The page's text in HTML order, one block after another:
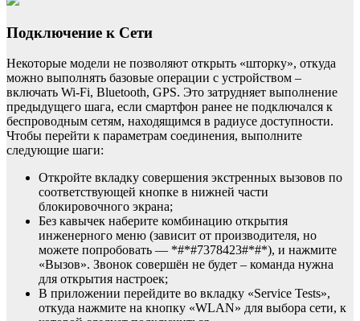
Подключение к Сети
Некоторые модели не позволяют открыть «шторку», откуда
можно выполнять базовые операции с устройством –
включать Wi-Fi, Bluetooth, GPS. Это затрудняет выполнение
предыдущего шага, если смартфон ранее не подключался к
беспроводным сетям, находящимся в радиусе доступности.
Чтобы перейти к параметрам соединения, выполните
следующие шаги:
Откройте вкладку совершения экстренных вызовов по
соответствующей кнопке в нижней части
блокировочного экрана;
Без кавычек наберите комбинацию открытия
инженерного меню (зависит от производителя, но
можете попробовать — *#*#7378423#*#*), и нажмите
«Вызов». Звонок совершён не будет – команда нужна
для открытия настроек;
В приложении перейдите во вкладку «Service Tests»,
откуда нажмите на кнопку «WLAN» для выбора сети, к